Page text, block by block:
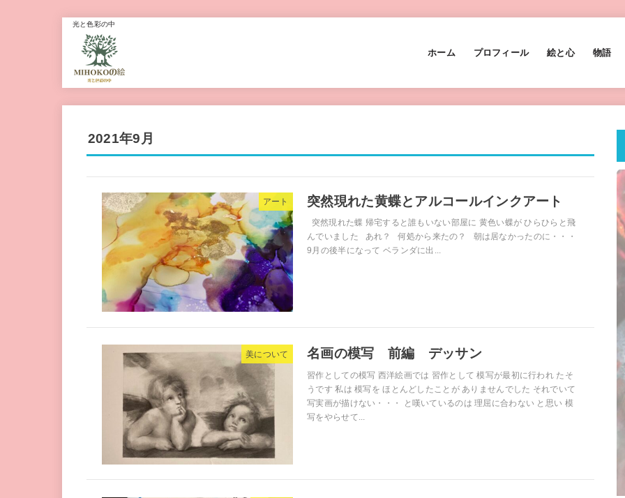
光と色彩の中
ホーム プロフィール 絵と心 物語
2021年9月
アート 突然現れた黄蝶とアルコールインクアート
突然現れた蝶 帰宅すると誰もいない部屋に 黄色い蝶が ひらひらと飛
んでいました あれ？ 何処から来たの？ 朝は居なかったのに・・・
9月の後半になって ベランダに出...
美について 名画の模写 前編 デッサン
習作としての模写 西洋絵画では 習作として 模写が最初に行われ たそ
うです 私は 模写を ほとんどしたことが ありませんでした それでいて
写実画が描けない・・・ と嘆いているのは 理屈に合わない と思い 模
写をやらせて...